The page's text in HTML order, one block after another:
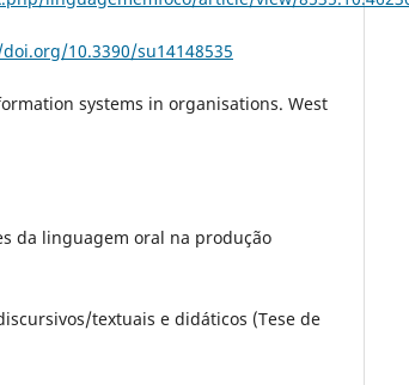
10.3390/su14148535
systems in organisations. West
da linguagem oral na produção
textuais e didáticos (Tese de